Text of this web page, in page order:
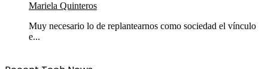
Mariela Quinteros
Muy necesario lo de replantearnos como sociedad el vínculo
e...